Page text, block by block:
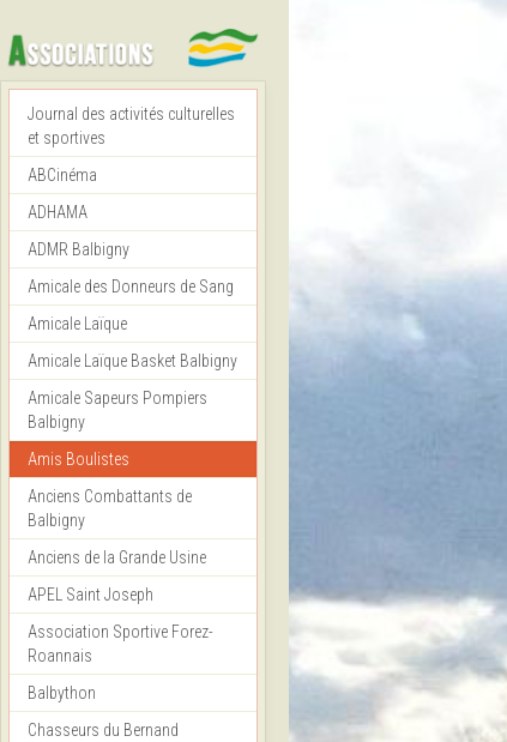
Journal des activités culturelles
et sportives
ABCinéma
ADHAMA
ADMR Balbigny
Amicale des Donneurs de Sang
Amicale Laïque
Amicale Laïque Basket Balbigny
Amicale Sapeurs Pompiers
Balbigny
Amis Boulistes
Anciens Combattants de
Balbigny
Anciens de la Grande Usine
APEL Saint Joseph
Association Sportive Forez-
Roannais
Balbython
Chasseurs du Bernand